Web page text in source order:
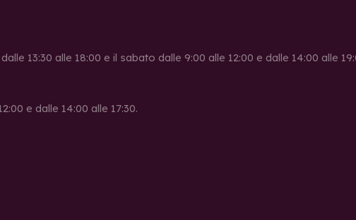
13:30 alle 18:00 e il sabato dalle 9:00 alle 12:00 e dalle 14:00 alle
e dalle 14:00 alle 17:30.